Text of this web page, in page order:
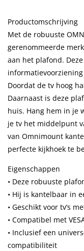
Productomschrijving
Met de robuuste
gerenommeerde
aan het plafond.
Doordat de tv hoog
Daarnaast is deze
huis. Hang hem in je
je tv het middelpunt
van Omnimount
perfecte kijkhoek te
Eigenschappen
• Deze robuuste
• Hij is kantelbaar in
• Geschikt voor tv’s
• Compatibel met
• Inclusief een
compatibiliteit